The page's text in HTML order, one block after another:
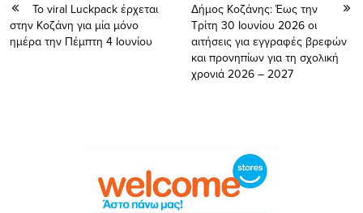
Το viral Luckpack έρχεται
στην Κοζάνη για μία μόνο
ημέρα την Πέμπτη 4 Ιουνίου
Δήμος Κοζάνης: Έως την
Τρίτη 30 Ιουνίου 2026 οι
αιτήσεις για εγγραφές βρεφών
και προνηπίων για τη σχολική
χρονιά 2026 – 2027